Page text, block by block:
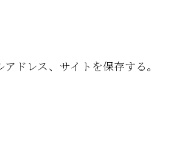
ドレス、サイトを保存する。